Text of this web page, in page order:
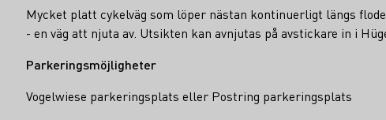
Mycket platt cykelväg som löper nästan kontinuerligt längs
- en väg att njuta av. Utsikten kan avnjutas på avstickare in i
Parkeringsmöjligheter
Vogelwiese parkeringsplats eller Postring parkeringsplats